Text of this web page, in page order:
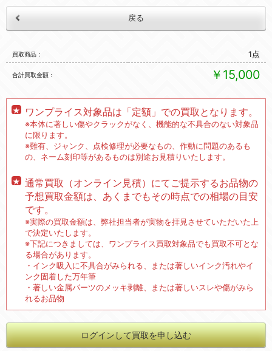
買取商品 1点
合計買取金額 ￥15,000
ワンプライス対象品は「定額」での買取となります。
※本体に著しい傷やクラックがなく、機能的な不具合のない対象品
に限ります。
※難有、ジャンク、点検修理が必要なもの、作動に問題のあるも
の、ネーム刻印等があるものは別途お見積りいたします。
通常買取（オンライン見積）にてご提示するお品物の
予想買取金額は、あくまでもその時点での相場の目安
です。
※実際の買取金額は、弊社担当者が実物を拝見させていただいた上
で決定いたします。
※下記につきましては、ワンプライス買取対象品でも買取不可とな
る場合があります。
・インク吸入に不具合がみられる、または著しいインク汚れやイ
ンク固着した万年筆
・著しい金属パーツのメッキ剥離、または著しいスレや傷がみら
れるお品物
ログインして買取を申し込む